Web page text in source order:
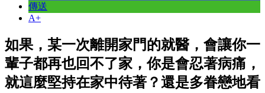
傳送
A+
如果，某一次離開家門的就醫，會讓你一
輩子都再也回不了家，你是會忍著病痛，
就這麼堅持在家中待著？還是多眷戀地看